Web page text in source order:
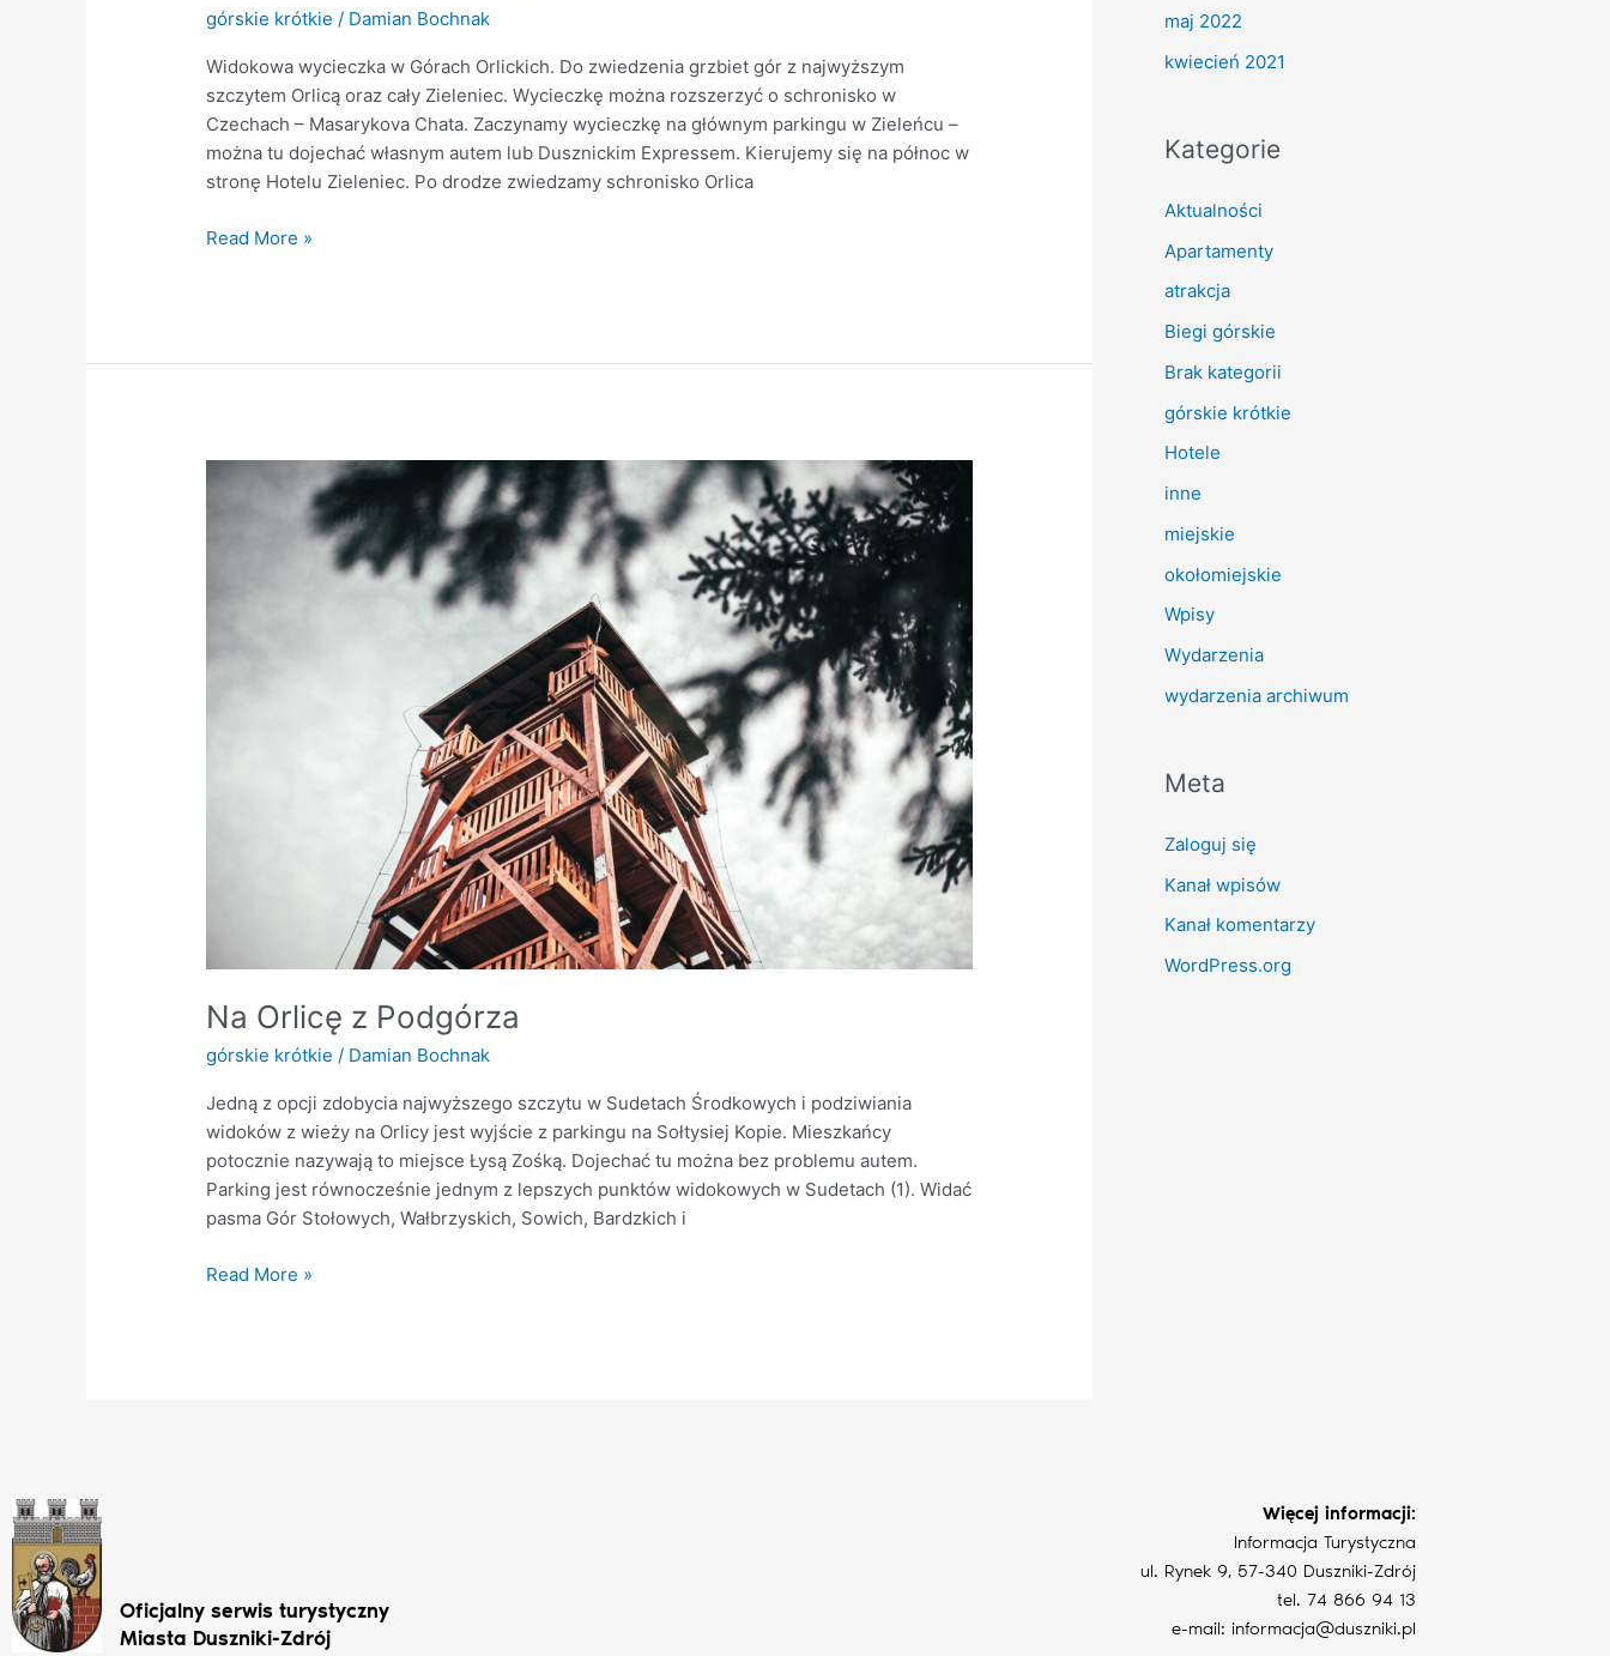
górskie krótkie / Damian Bochnak
Widokowa wycieczka w Górach Orlickich. Do zwiedzenia grzbiet gór z najwyższym
szczytem Orlicą oraz cały Zieleniec. Wycieczkę można rozszerzyć o schronisko w
Czechach – Masarykova Chata. Zaczynamy wycieczkę na głównym parkingu w Zieleńcu –
można tu dojechać własnym autem lub Dusznickim Expressem. Kierujemy się na północ w
stronę Hotelu Zieleniec. Po drodze zwiedzamy schronisko Orlica
Read More »
Na Orlicę z Podgórza
górskie krótkie / Damian Bochnak
Jedną z opcji zdobycia najwyższego szczytu w Sudetach Środkowych i podziwiania
widoków z wieży na Orlicy jest wyjście z parkingu na Sołtysiej Kopie. Mieszkańcy
potocznie nazywają to miejsce Łysą Zośką. Dojechać tu można bez problemu autem.
Parking jest równocześnie jednym z lepszych punktów widokowych w Sudetach (1). Widać
pasma Gór Stołowych, Wałbrzyskich, Sowich, Bardzkich i
Read More »
maj 2022
kwiecień 2021
Kategorie
Aktualności
Apartamenty
atrakcja
Biegi górskie
Brak kategorii
górskie krótkie
Hotele
inne
miejskie
okołomiejskie
Wpisy
Wydarzenia
wydarzenia archiwum
Meta
Zaloguj się
Kanał wpisów
Kanał komentarzy
WordPress.org
Oficjalny serwis turystyczny
Miasta Duszniki-Zdrój
Więcej informacji:
Informacja Turystyczna
ul. Rynek 9, 57-340 Duszniki-Zdrój
tel. 74 866 94 13
e-mail: informacja@duszniki.pl